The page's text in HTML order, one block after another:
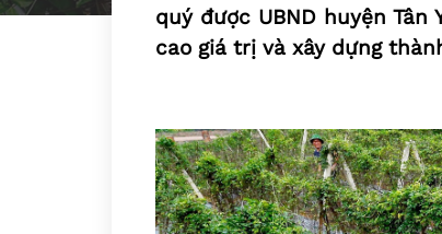
quý được UBND huyện
cao giá trị và xây dựng